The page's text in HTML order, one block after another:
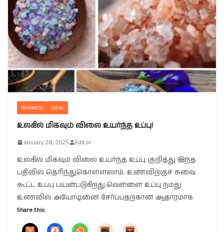
BUSINESS LOCAL
உலகில் மிகவும் விலை உயர்ந்த உப்பு!
January 28, 2025 Editor
உலகில் மிகவும் விலை உயர்ந்த உப்பு குறித்து இந்த
பதிவில் தெரிந்துகொள்ளலாம். உணவிற்குச் சுவை
கூட்ட உப்பு பயன்படுகிறது.வெள்ளை உப்பு நமது
உணவில் அயோடினை சேர்ப்பதற்கான ஆதாரமாக
Share this: